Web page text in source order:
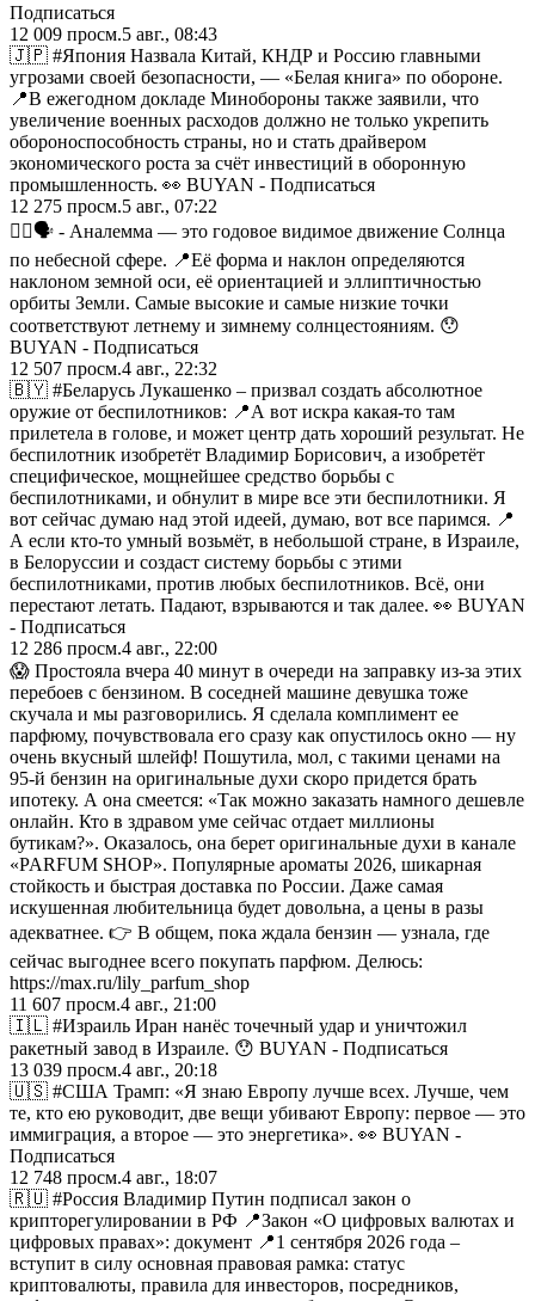
Подписаться
12 009 просм.5 авг., 08:43
🇯🇵 #Япония Назвала Китай, КНДР и Россию главными
угрозами своей безопасности, — «Белая книга» по обороне.
📍В ежегодном докладе Минобороны также заявили, что
увеличение военных расходов должно не только укрепить
обороноспособность страны, но и стать драйвером
экономического роста за счёт инвестиций в оборонную
промышленность. 👀 BUYAN - Подписаться
12 275 просм.5 авг., 07:22
☝🏻🗣️ - Аналемма — это годовое видимое движение Солнца
по небесной сфере. 📍Её форма и наклон определяются
наклоном земной оси, её ориентацией и эллиптичностью
орбиты Земли. Самые высокие и самые низкие точки
соответствуют летнему и зимнему солнцестояниям. 😯
BUYAN - Подписаться
12 507 просм.4 авг., 22:32
🇧🇾 #Беларусь Лукашенко – призвал создать абсолютное
оружие от беспилотников: 📍А вот искра какая-то там
прилетела в голове, и может центр дать хороший результат. Не
беспилотник изобретёт Владимир Борисович, а изобретёт
специфическое, мощнейшее средство борьбы с
беспилотниками, и обнулит в мире все эти беспилотники. Я
вот сейчас думаю над этой идеей, думаю, вот все паримся. 📍
А если кто-то умный возьмёт, в небольшой стране, в Израиле,
в Белоруссии и создаст систему борьбы с этими
беспилотниками, против любых беспилотников. Всё, они
перестают летать. Падают, взрываются и так далее. 👀 BUYAN
- Подписаться
12 286 просм.4 авг., 22:00
😱 Простояла вчера 40 минут в очереди на заправку из-за этих
перебоев с бензином. В соседней машине девушка тоже
скучала и мы разговорились. Я сделала комплимент ее
парфюму, почувствовала его сразу как опустилось окно — ну
очень вкусный шлейф! Пошутила, мол, с такими ценами на
95-й бензин на оригинальные духи скоро придется брать
ипотеку. А она смеется: «Так можно заказать намного дешевле
онлайн. Кто в здравом уме сейчас отдает миллионы
бутикам?». Оказалось, она берет оригинальные духи в канале
«PARFUM SHOP». Популярные ароматы 2026, шикарная
стойкость и быстрая доставка по России. Даже самая
искушенная любительница будет довольна, а цены в разы
адекватнее. 👉 В общем, пока ждала бензин — узнала, где
сейчас выгоднее всего покупать парфюм. Делюсь:
https://max.ru/lily_parfum_shop
11 607 просм.4 авг., 21:00
🇮🇱 #Израиль Иран нанёс точечный удар и уничтожил
ракетный завод в Израиле. 😯 BUYAN - Подписаться
13 039 просм.4 авг., 20:18
🇺🇸 #США Трамп: «Я знаю Европу лучше всех. Лучше, чем
те, кто ею руководит, две вещи убивают Европу: первое — это
иммиграция, а второе — это энергетика». 👀 BUYAN -
Подписаться
12 748 просм.4 авг., 18:07
🇷🇺 #Россия Владимир Путин подписал закон о
крипторегулировании в РФ 📍Закон «О цифровых валютах и
цифровых правах»: документ 📍1 сентября 2026 года –
вступит в силу основная правовая рамка: статус
криптовалюты, правила для инвесторов, посредников,